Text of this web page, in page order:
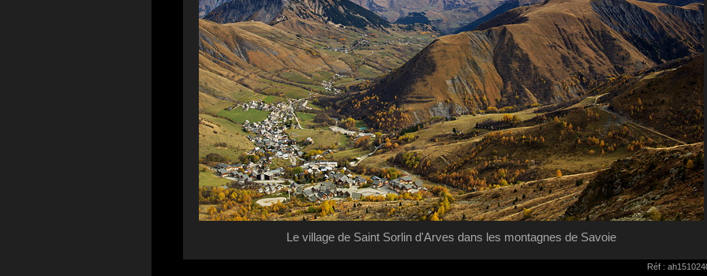
Le village de Saint Sorlin d'Arves dans les montagnes de Savoie
Réf :